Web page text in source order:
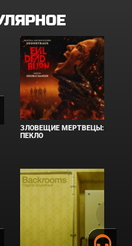
ЗЛОВЕЩИЕ МЕРТВЕЦЫ:
ПЕКЛО